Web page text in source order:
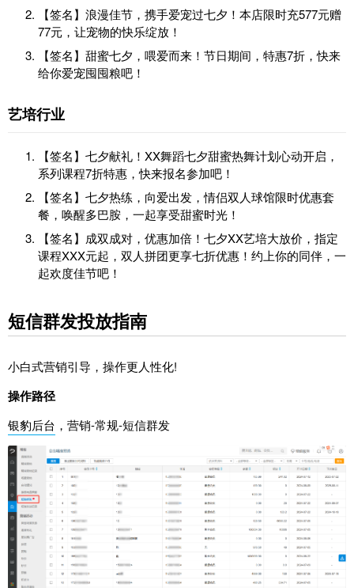
【签名】浪漫佳节，携手爱宠过七夕！本店限时充577元赠
77元，让宠物的快乐绽放！
【签名】甜蜜七夕，喂爱而来！节日期间，特惠7折，快来
给你爱宠囤囤粮吧！
艺培行业
【签名】七夕献礼！XX舞蹈七夕甜蜜热舞计划心动开启，
系列课程7折特惠，快来报名参加吧！
【签名】七夕热练，向爱出发，情侣双人球馆限时优惠套
餐，唤醒多巴胺，一起享受甜蜜时光！
【签名】成双成对，优惠加倍！七夕XX艺培大放价，指定
课程XXX元起，双人拼团更享七折优惠！约上你的同伴，一
起欢度佳节吧！
短信群发投放指南
小白式营销引导，操作更人性化!
操作路径
银豹后台 ，营销-常规-短信群发